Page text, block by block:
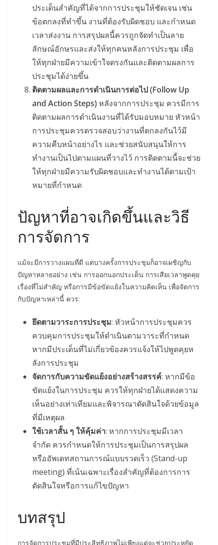
ประเด็นสำคัญที่ได้จากการประชุมให้ชัดเจน เช่น
ข้อตกลงที่ทำขึ้น งานที่ต้องรับผิดชอบ และกำหนด
เวลาส่งงาน การสรุปผลนี้ควรถูกจัดทำเป็นลาย
ลักษณ์อักษรและส่งให้ทุกคนหลังการประชุม เพื่อ
ให้ทุกฝ่ายมีความเข้าใจตรงกันและติดตามผลการ
ประชุมได้ง่ายขึ้น
ติดตามผลและการดำเนินการต่อไป (Follow Up
and Action Steps)หลังจากการประชุม ควรมีการ
ติดตามผลการดำเนินงานที่ได้รับมอบหมาย หัวหน้า
การประชุมควรตรวจสอบว่างานที่ตกลงกันไว้มี
ความคืบหน้าอย่างไร และช่วยสนับสนุนให้การ
ทำงานเป็นไปตามแผนที่วางไว้ การติดตามนี้จะช่วย
ให้ทุกฝ่ายมีความรับผิดชอบและทำงานได้ตามเป้า
หมายที่กำหนด
ปัญหาที่อาจเกิดขึ้นและวิธี
การจัดการ
แม้จะมีการวางแผนที่ดี แต่บางครั้งการประชุมก็อาจเผชิญกับ
ปัญหาหลายอย่าง เช่น การออกนอกประเด็น การเสียเวลาพูดคุย
เรื่องที่ไม่สำคัญ หรือการมีข้อขัดแย้งในความคิดเห็น เพื่อจัดการ
กับปัญหาเหล่านี้ ควร:
ยึดตามวาระการประชุม: หัวหน้าการประชุมควร
ควบคุมการประชุมให้ดำเนินตามวาระที่กำหนด
หากมีประเด็นที่ไม่เกี่ยวข้องควรแจ้งให้ไปพูดคุยห
ลังการประชุม
จัดการกับความขัดแย้งอย่างสร้างสรรค์: หากมีข้อ
ขัดแย้งในการประชุม ควรให้ทุกฝ่ายได้แสดงความ
เห็นอย่างเท่าเทียมและพิจารณาตัดสินใจด้วยข้อมูล
ที่มีเหตุผล
ใช้เวลาสั้น ๆ ให้คุ้มค่า: หากการประชุมมีเวลา
จำกัด ควรกำหนดให้การประชุมเป็นการสรุปผล
หรืออัพเดทสถานการณ์แบบรวดเร็ว (Stand-up
meeting) ที่เน้นเฉพาะเรื่องสำคัญที่ต้องการการ
ตัดสินใจหรือการแก้ไขปัญหา
บทสรุป
การจัดการประชุมที่มีประสิทธิภาพไม่เพียงแต่จะช่วยประหยัด